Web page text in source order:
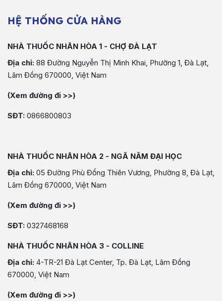
HỆ THỐNG CỬA HÀNG
NHÀ THUỐC NHÂN HÒA 1 - CHỢ ĐÀ LẠT
Địa chỉ: 88 Đường Nguyễn Thị Minh Khai, Phường 1, Đà Lạt,
Lâm Đồng 670000, Việt Nam
(Xem đường đi >>)
SĐT: 0866800803
NHÀ THUỐC NHÂN HÒA 2 - NGÃ NĂM ĐẠI HỌC
Địa chỉ: 05 Đường Phù Đổng Thiên Vương, Phường 8, Đà Lạt,
Lâm Đồng 670000, Việt Nam
(Xem đường đi >>)
SĐT: 0327468168
NHÀ THUỐC NHÂN HÒA 3 - COLLINE
Địa chỉ: 4-TR-21 Đà Lạt Center, Tp. Đà Lạt, Lâm Đồng
670000, Việt Nam
(Xem đường đi >>)